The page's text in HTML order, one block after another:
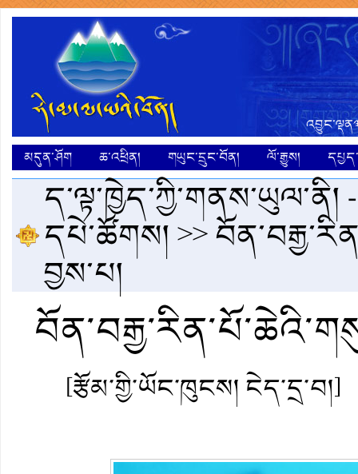
མདུན་ཤོག
ཆ་འཕྲིན། གཡུང་དྲུང་བོན། ལོ་རྒྱུས།
ད་ལྟ་ཁྱེད་ཀྱི་གནས་ཡུལ་ནི།
དཔེ་ཚོགས།>>
བྱས་པ།
[རྩོམ་གྱི་ཡོང་ཁུངས། ངེད་དྲ་བ།]